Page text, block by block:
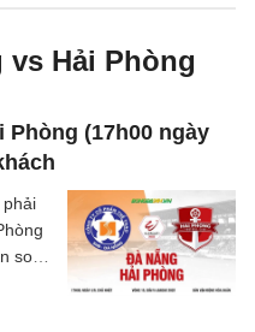
vs Hải Phòng
Phòng (17h00 ngày
phải
so